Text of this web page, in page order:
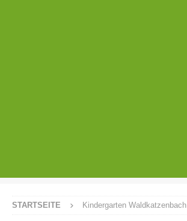
STARTSEITE Kindergarten Waldkatzenbach